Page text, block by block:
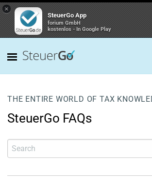
×
SteuerGo App
forium GmbH
kostenlos - In Google Play
THE ENTIRE WORLD OF TAX
SteuerGo FAQs